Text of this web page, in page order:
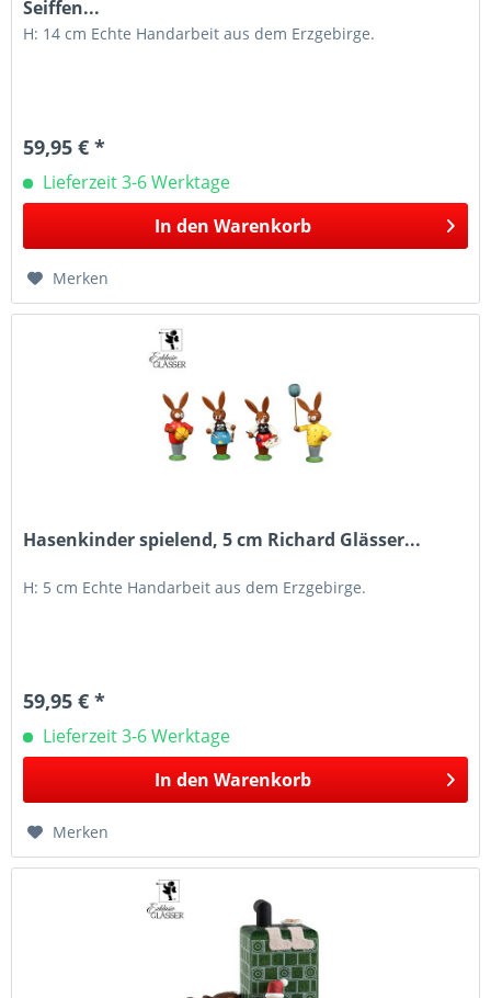
Seiffen...
H: 14 cm Echte Handarbeit aus dem Erzgebirge.
59,95 € *
Lieferzeit 3-6 Werktage
In den Warenkorb
Merken
Hasenkinder spielend, 5 cm Richard Glässer...
H: 5 cm Echte Handarbeit aus dem Erzgebirge.
59,95 € *
Lieferzeit 3-6 Werktage
In den Warenkorb
Merken